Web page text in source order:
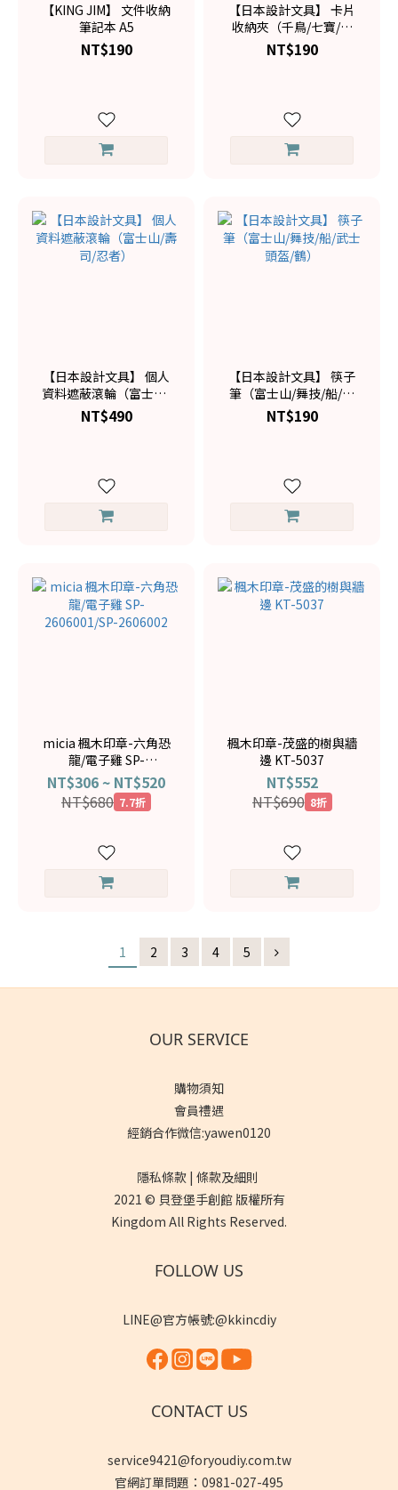
【KING JIM】 文件收納
筆記本 A5
NT$190
【日本設計文具】 卡片
收納夾（千鳥/七寶/櫻
花/青海波/松/雲霞）
NT$190
【日本設計文具】 個人
資料遮蔽滾輪（富士山/
壽司/忍者）
NT$490
【日本設計文具】 筷子
筆（富士山/舞技/船/武
士頭盔/鶴）
NT$190
micia 楓木印章-六角恐
龍/電子雞 SP-
2606001/SP-2606002
NT$306 ~ NT$520
NT$680 7.7折
楓木印章-茂盛的樹與牆
邊 KT-5037
NT$552
NT$690 8折
1 2 3 4 5
OUR SERVICE
購物須知
會員禮遇
經銷合作微信:yawen0120
隱私條款 | 條款及細則
2021 © 貝登堡手創館 版權所有
Kingdom All Rights Reserved.
FOLLOW US
LINE@官方帳號:@kkincdiy
CONTACT US
service9421@foryoudiy.com.tw
官網訂單問題：0981-027-495